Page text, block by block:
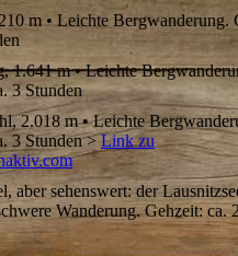
m • Leichte Bergwanderung.
1.641 m • Leichte
3 Stunden
2.018 m • Leichte
3 Stunden >Link zu
aber sehenswert: der
Wanderung. Gehzeit: ca.